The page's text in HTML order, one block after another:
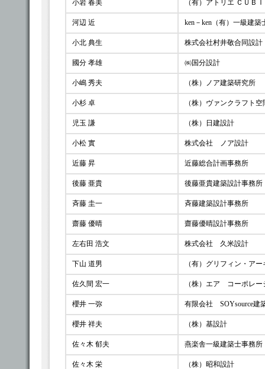
小岩 春美 （有）アトリエ ＣＵＢ
河辺 近 ken－ken（有）一級建
小北 典生 株式会社村井敬合同設計
國分 孝雄 ㈱国分設計
小嶋 秀夫 （株）ノア建築研究所
小杉 卓 （株）ヴァンクラフト
児玉 謙 （株）日建設計
小松 實 株式会社 ノア設計
近藤 昇 近藤総合計画事務所
後藤 亜貴 後藤亜貴建築設計事務所
斉藤 圭一 斉藤建築設計事務所
齋藤 優晴 齋藤優晴設計事務所
左右田 浩文 株式会社 久米設計
下山 道男 （有）グリフィン・ア
佐久間 宏一 （株）エア コーポレ
櫻井 一弥 有限会社 SOYsource建
櫻井 祥夫 （株）基設計
佐々木 郁夫 燕楽舎一級建築士事務所
佐々木 栄 （株）昭和設計